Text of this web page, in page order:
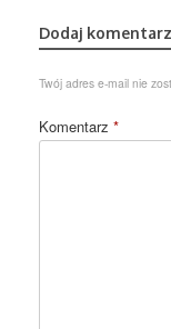
Dodaj komentarz
Twój adres e-mail nie
Komentarz *